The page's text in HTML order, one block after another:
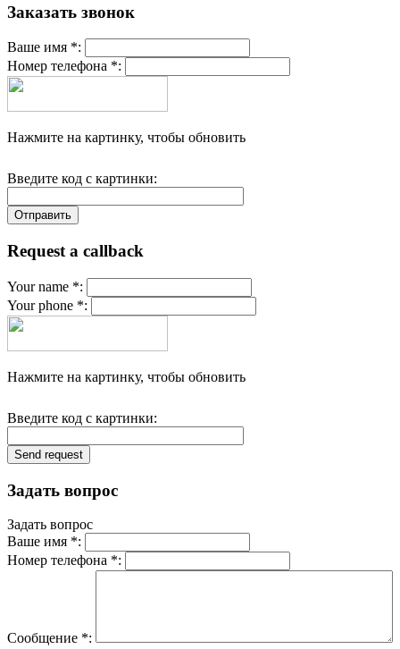
Заказать звонок
Ваше имя *:
Номер телефона *:
Нажмите на картинку, чтобы обновить
Введите код с картинки:
Request a callback
Your name *:
Your phone *:
Нажмите на картинку, чтобы обновить
Введите код с картинки:
Задать вопрос
Задать вопрос
Ваше имя *:
Номер телефона *:
Сообщение *: